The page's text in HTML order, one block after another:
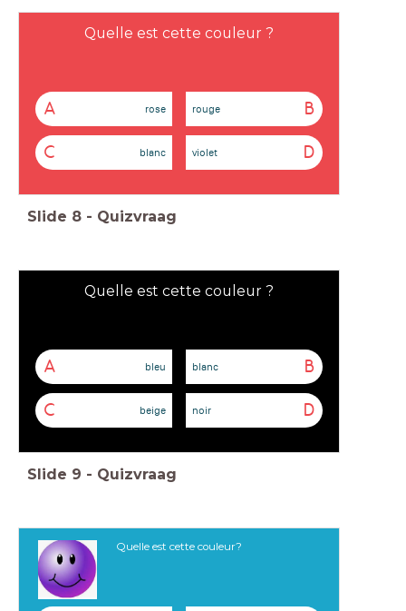
Quelle est cette couleur ?
A rose B
rouge
C blanc D
violet
Slide 8 - Quizvraag
Quelle est cette couleur ?
A bleu B
blanc
C beige D
noir
Slide 9 - Quizvraag
Quelle est cette couleur?